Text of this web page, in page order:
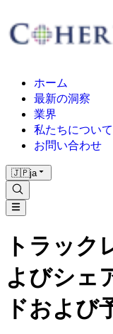
ホーム
最新の洞察
業界
私たちについて
お問い合わせ
🇯🇵ja
トラック
よびシェ
ドおよ